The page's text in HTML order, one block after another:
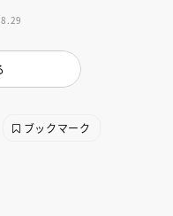
ブックマーク